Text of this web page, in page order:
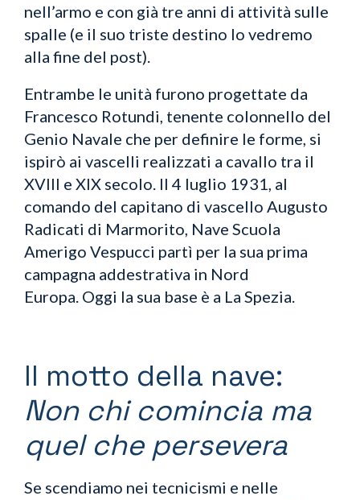
nell’armo e con già tre anni di attività sulle
spalle (e il suo triste destino lo vedremo
alla fine del post).
Entrambe le unità furono progettate da
Francesco Rotundi, tenente colonnello del
Genio Navale che per definire le forme, si
ispirò ai vascelli realizzati a cavallo tra il
XVIII e XIX secolo. Il 4 luglio 1931, al
comando del capitano di vascello Augusto
Radicati di Marmorito, Nave Scuola
Amerigo Vespucci partì per la sua prima
campagna addestrativa in Nord
Europa. Oggi la sua base è a La Spezia.
Il motto della nave:
Non chi comincia ma
quel che persevera
Se scendiamo nei tecnicismi e nelle